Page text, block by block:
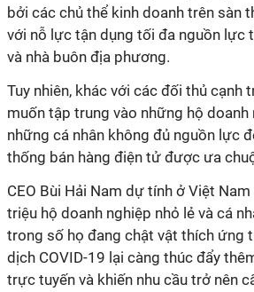
bởi các chủ thể kinh doanh trên sàn
với nỗ lực tận dụng tối đa nguồn lực
và nhà buôn địa phương.
Tuy nhiên, khác với các đối thủ cạnh
muốn tập trung vào những hộ doanh
những cá nhân không đủ nguồn lực
thống bán hàng điện tử được ưa
CEO Bùi Hải Nam dự tính ở Việt
triệu hộ doanh nghiệp nhỏ lẻ và cá
trong số họ đang chật vật thích ứng
dịch COVID-19 lại càng thúc đẩy
trực tuyến và khiến nhu cầu trở nên